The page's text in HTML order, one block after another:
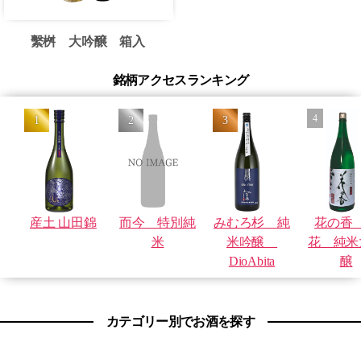
繫桝 大吟醸 箱入
銘柄アクセスランキング
産土 山田錦
而今 特別純
米
みむろ杉 純
米吟醸
DioAbita
花の
花 純米
醸
カテゴリー別でお酒を探す